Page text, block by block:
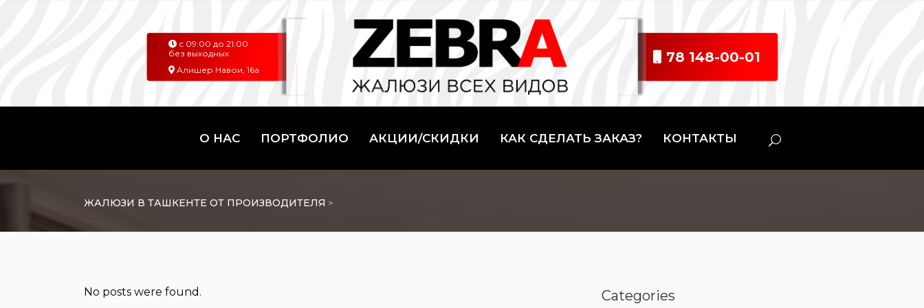
с 09:00 до 21:00
без выходных
Алишер Навои, 16а
78 148-00-01
О НАС ПОРТФОЛИО АКЦИИ/СКИДКИ КАК СДЕЛАТЬ ЗАКАЗ? КОНТАКТЫ
ЖАЛЮЗИ В ТАШКЕНТЕ ОТ ПРОИЗВОДИТЕЛЯ >
No posts were found. Categories